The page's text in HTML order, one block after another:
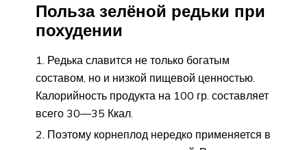
Польза зелёной редьки при
похудении
Редька славится не только богатым
составом, но и низкой пищевой ценностью.
Калорийность продукта на 100 гр. составляет
всего 30—35 Ккал.
Поэтому корнеплод нередко применяется в